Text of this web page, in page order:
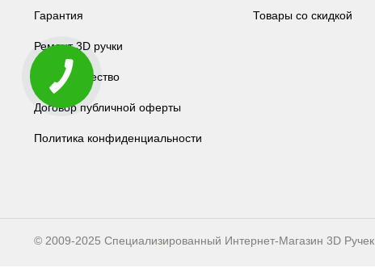
Гарантия
Ремонт 3D ручки
Сотрудничество
Договор публичной оферты
Политика конфиденциальности
Товары со скидкой
© 2009-2025 Специализированный Интернет-Магазин 3D Ручек